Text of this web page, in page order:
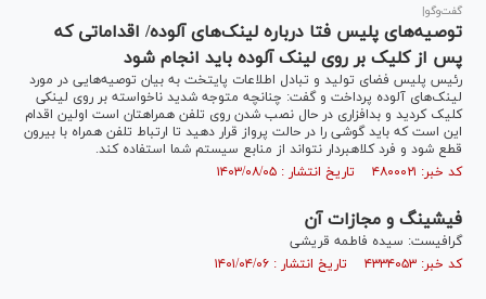
گفت‌وگو|
توصیه‌های پلیس فتا درباره لینک‌های آلوده/ اقداماتی که
پس از کلیک بر روی لینک آلوده باید انجام شود
رئیس پلیس فضای تولید و تبادل اطلاعات پایتخت به بیان توصیه‌هایی در مورد
لینک‌های آلوده پرداخت و گفت: چنانچه متوجه شدید ناخواسته بر روی لینکی
کلیک کردید و بدافزاری در حال نصب شدن روی تلفن همراهتان است اولین اقدام
این است که باید گوشی را در حالت پرواز قرار دهید تا ارتباط تلفن همراه با بیرون
قطع شود و فرد کلاهبردار نتواند از منابع سیستم شما استفاده کند.
کد خبر: ۴۸۰۰۰۲۱ تاریخ انتشار : ۱۴۰۳/۰۸/۰۵
فیشینگ و مجازات آن
گرافیست: سیده فاطمه قریشی
کد خبر: ۴۳۳۴۰۵۳ تاریخ انتشار : ۱۴۰۱/۰۴/۰۶